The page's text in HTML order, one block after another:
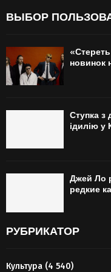
ВЫБОР
новинок
Ступка з
ідилію у
Джей Ло
редкие
РУБРИКАТОР
Культура (4 540)